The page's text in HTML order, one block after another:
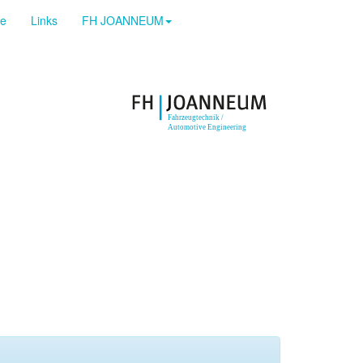
Links FH JOANNEUM